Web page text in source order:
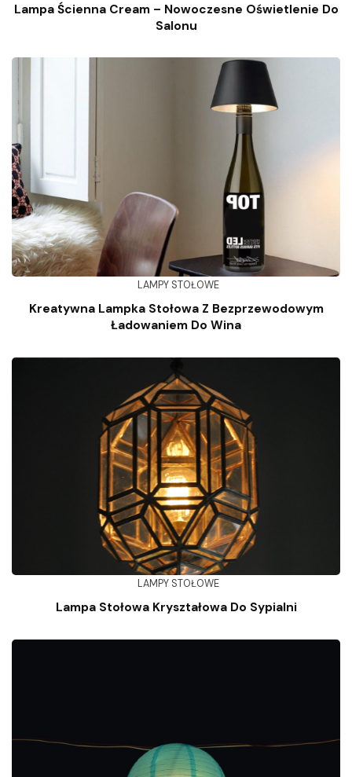
Lampa Ścienna Cream – Nowoczesne Oświetlenie Do
Salonu
LAMPY STOŁOWE
Kreatywna Lampka Stołowa Z Bezprzewodowym
Ładowaniem Do Wina
LAMPY STOŁOWE
Lampa Stołowa Kryształowa Do Sypialni